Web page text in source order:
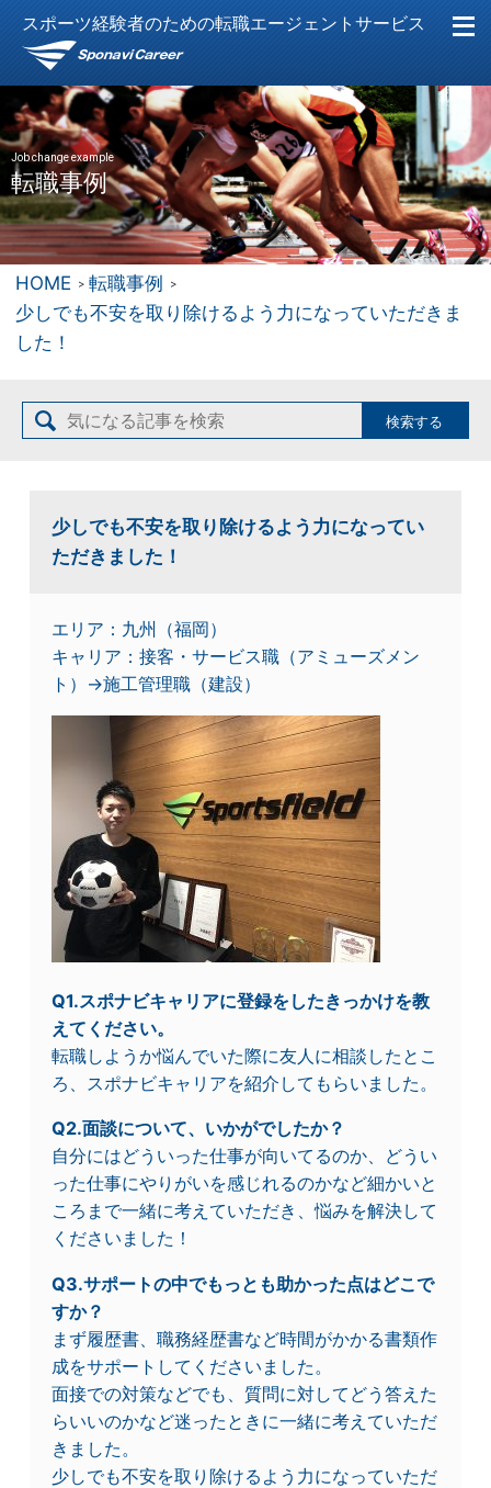
スポーツ経験者のための転職エージェントサービス
Job change example
転職事例
HOME
転職事例
少しでも不安を取り除けるよう力になっていただきま
した！
少しでも不安を取り除けるよう力になってい
ただきました！
エリア：九州（福岡）
キャリア：接客・サービス職（アミューズメン
ト）→施工管理職（建設）
Q1.スポナビキャリアに登録をしたきっかけを教
えてください。
転職しようか悩んでいた際に友人に相談したとこ
ろ、スポナビキャリアを紹介してもらいました。
Q2.面談について、いかがでしたか？
自分にはどういった仕事が向いてるのか、どうい
った仕事にやりがいを感じれるのかなど細かいと
ころまで一緒に考えていただき、悩みを解決して
くださいました！
Q3.サポートの中でもっとも助かった点はどこで
すか？
まず履歴書、職務経歴書など時間がかかる書類作
成をサポートしてくださいました。
面接での対策などでも、質問に対してどう答えた
らいいのかなど迷ったときに一緒に考えていただ
きました。
少しでも不安を取り除けるよう力になっていただ